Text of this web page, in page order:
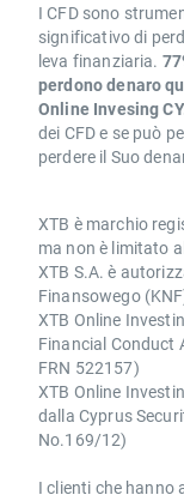
I CFD sono
significativo di
leva finanziaria.
perdono denaro
Online Invesing
dei CFD e se può
perdere il Suo
XTB è marchio
ma non è limitato
XTB S.A. è
Finansowego
XTB Online
Financial Conduct
FRN 522157)
XTB Online
dalla Cyprus
No.169/12)
I clienti che hanno